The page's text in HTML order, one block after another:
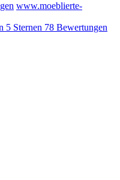
www.moeblierte-
5 Sternen 78 Bewertungen